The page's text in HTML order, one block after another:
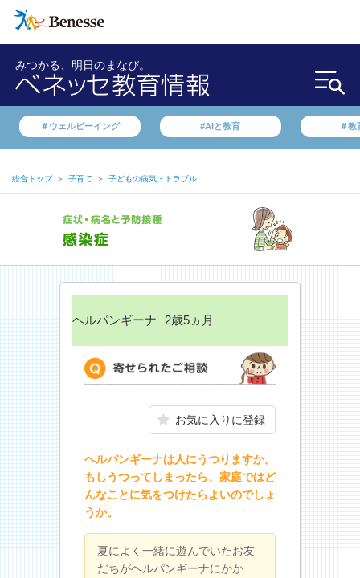
みつかる、明日のまなび。
＃ウェルビーイング #AIと教育 ＃教
総合トップ ＞ 子育て ＞ 子どもの病気・トラブル
ヘルパンギーナ 2歳5ヵ月
お気に入りに登録
ヘルパンギーナは人にうつりますか。
もしうつってしまったら、家庭ではど
んなことに気をつけたらよいのでしょ
うか。
夏によく一緒に遊んでいたお友
だちがヘルパンギーナにかか